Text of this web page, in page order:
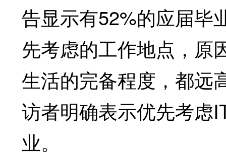
告显示有52%的应届毕
先考虑的工作地点，原
生活的完备程度，都远
访者明确表示优先考虑
业。